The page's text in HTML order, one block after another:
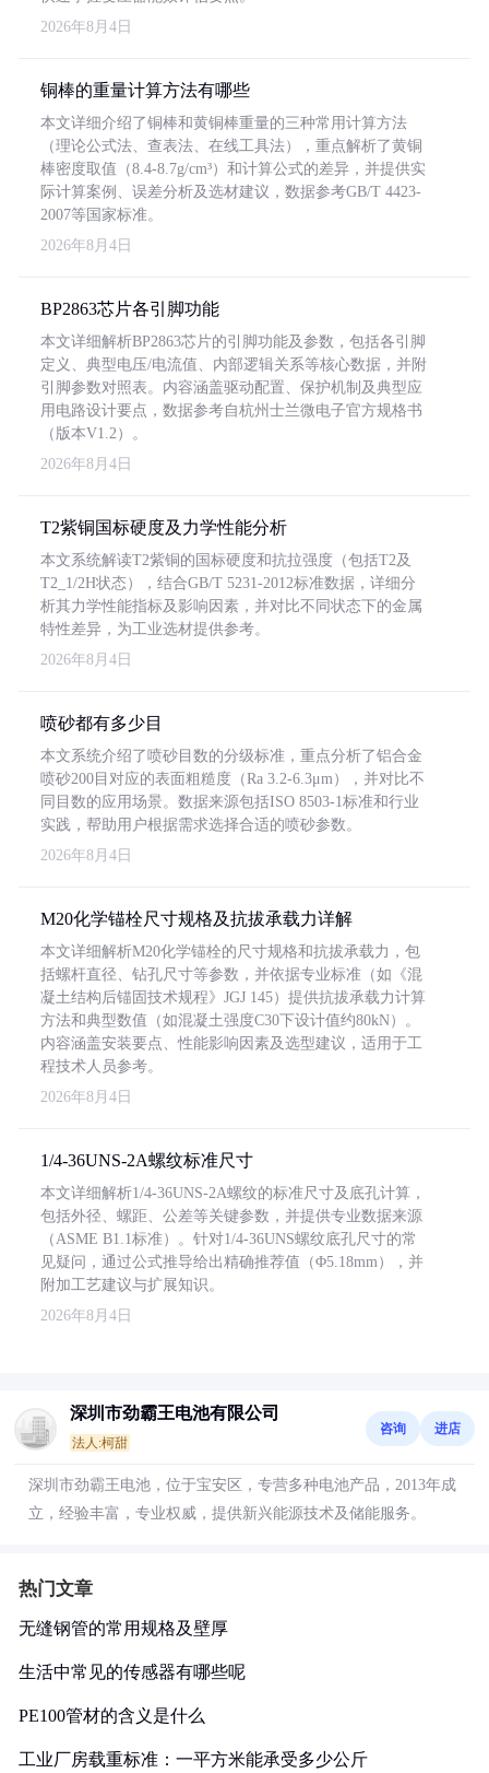
2026年8月4日
铜棒的重量计算方法有哪些
本文详细介绍了铜棒和黄铜棒重量的三种常用计算方法
（理论公式法、查表法、在线工具法），重点解析了黄铜
棒密度取值（8.4-8.7g/cm³）和计算公式的差异，并提供实
际计算案例、误差分析及选材建议，数据参考GB/T 4423-
2007等国家标准。
2026年8月4日
BP2863芯片各引脚功能
本文详细解析BP2863芯片的引脚功能及参数，包括各引脚
定义、典型电压/电流值、内部逻辑关系等核心数据，并附
引脚参数对照表。内容涵盖驱动配置、保护机制及典型应
用电路设计要点，数据参考自杭州士兰微电子官方规格书
（版本V1.2）。
2026年8月4日
T2紫铜国标硬度及力学性能分析
本文系统解读T2紫铜的国标硬度和抗拉强度（包括T2及
T2_1/2H状态），结合GB/T 5231-2012标准数据，详细分
析其力学性能指标及影响因素，并对比不同状态下的金属
特性差异，为工业选材提供参考。
2026年8月4日
喷砂都有多少目
本文系统介绍了喷砂目数的分级标准，重点分析了铝合金
喷砂200目对应的表面粗糙度（Ra 3.2-6.3μm），并对比不
同目数的应用场景。数据来源包括ISO 8503-1标准和行业
实践，帮助用户根据需求选择合适的喷砂参数。
2026年8月4日
M20化学锚栓尺寸规格及抗拔承载力详解
本文详细解析M20化学锚栓的尺寸规格和抗拔承载力，包
括螺杆直径、钻孔尺寸等参数，并依据专业标准（如《混
凝土结构后锚固技术规程》JGJ 145）提供抗拔承载力计算
方法和典型数值（如混凝土强度C30下设计值约80kN）。
内容涵盖安装要点、性能影响因素及选型建议，适用于工
程技术人员参考。
2026年8月4日
1/4-36UNS-2A螺纹标准尺寸
本文详细解析1/4-36UNS-2A螺纹的标准尺寸及底孔计算，
包括外径、螺距、公差等关键参数，并提供专业数据来源
（ASME B1.1标准）。针对1/4-36UNS螺纹底孔尺寸的常
见疑问，通过公式推导给出精确推荐值（Φ5.18mm），并
附加工艺建议与扩展知识。
2026年8月4日
深圳市劲霸王电池有限公司
法人:柯甜
咨询 进店
深圳市劲霸王电池，位于宝安区，专营多种电池产品，2013年成
立，经验丰富，专业权威，提供新兴能源技术及储能服务。
热门文章
无缝钢管的常用规格及壁厚
生活中常见的传感器有哪些呢
PE100管材的含义是什么
工业厂房载重标准：一平方米能承受多少公斤